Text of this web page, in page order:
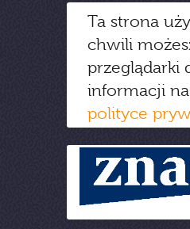
Ta strona
chwili
przeglądarki
informacji
polityce